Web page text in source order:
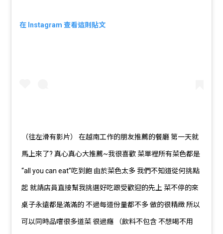
在 Instagram 查看這則貼文
（往左滑有影片） 在越南工作的朋友推薦的餐廳 第一天就
馬上來了? 真心真心大推薦~我很喜歡 菜單裡所有菜色都是
“all you can eat”吃到飽 由於菜色太多 我們不知道從何挑點
起 就請店員直接幫我挑選好吃跟受歡迎的先上 菜不停的來
桌子永遠都是滿滿的 不過每道份量都不多 做的很精緻 所以
可以同時品嚐很多道菜 很過癮 （飲料不包含 不想喝不用